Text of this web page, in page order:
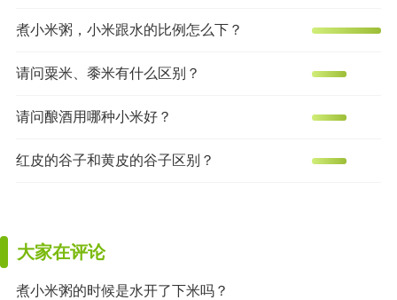
煮小米粥，小米跟水的比例怎么下？
请问粟米、黍米有什么区别？
请问酿酒用哪种小米好？
红皮的谷子和黄皮的谷子区别？
大家在评论
煮小米粥的时候是水开了下米吗？